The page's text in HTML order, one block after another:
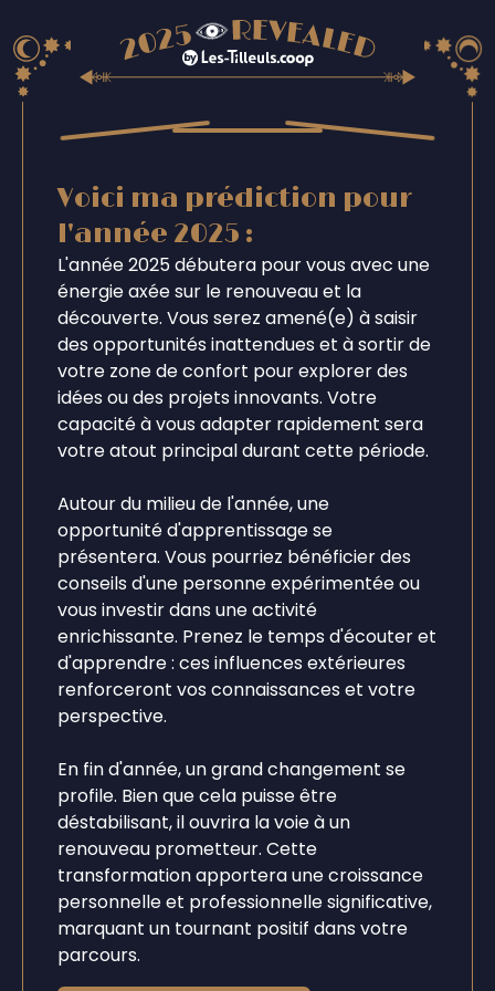
Voici ma prédiction pour
l'année 2025 :
L'année 2025 débutera pour vous avec une
énergie axée sur le renouveau et la
découverte. Vous serez amené(e) à saisir
des opportunités inattendues et à sortir de
votre zone de confort pour explorer des
idées ou des projets innovants. Votre
capacité à vous adapter rapidement sera
votre atout principal durant cette période.
Autour du milieu de l'année, une
opportunité d'apprentissage se
présentera. Vous pourriez bénéficier des
conseils d'une personne expérimentée ou
vous investir dans une activité
enrichissante. Prenez le temps d'écouter et
d'apprendre : ces influences extérieures
renforceront vos connaissances et votre
perspective.
En fin d'année, un grand changement se
profile. Bien que cela puisse être
déstabilisant, il ouvrira la voie à un
renouveau prometteur. Cette
transformation apportera une croissance
personnelle et professionnelle significative,
marquant un tournant positif dans votre
parcours.